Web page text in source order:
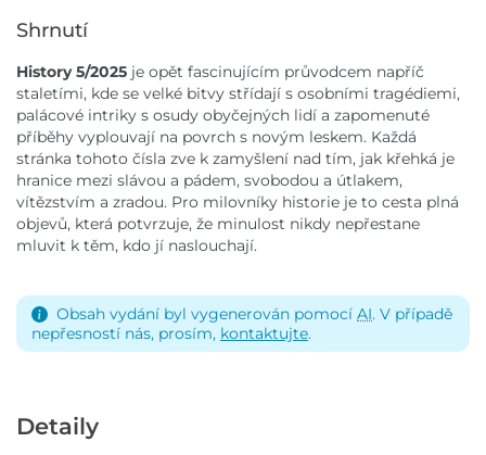
Shrnutí
History 5/2025 je opět fascinujícím průvodcem napříč
staletími, kde se velké bitvy střídají s osobními tragédiemi,
palácové intriky s osudy obyčejných lidí a zapomenuté
příběhy vyplouvají na povrch s novým leskem. Každá
stránka tohoto čísla zve k zamyšlení nad tím, jak křehká je
hranice mezi slávou a pádem, svobodou a útlakem,
vítězstvím a zradou. Pro milovníky historie je to cesta plná
objevů, která potvrzuje, že minulost nikdy nepřestane
mluvit k těm, kdo jí naslouchají.
Obsah vydání byl vygenerován pomocí AI. V případě
nepřesností nás, prosím, kontaktujte.
Detaily